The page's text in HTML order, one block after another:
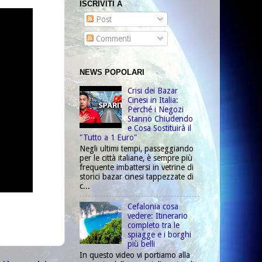
ISCRIVITI A
Post
Commenti
NEWS POPOLARI
Crisi dei Bazar
Cinesi in Italia:
Perché i Negozi
Stanno Chiudendo
e Cosa Sostituirà il
"Tutto a 1 Euro"
Negli ultimi tempi, passeggiando
per le città italiane, è sempre più
frequente imbattersi in vetrine di
storici bazar cinesi tappezzate di
c...
Cefalonia cosa
vedere: Itinerario
completo tra le
spiagge e i borghi
più belli
In questo video vi portiamo alla